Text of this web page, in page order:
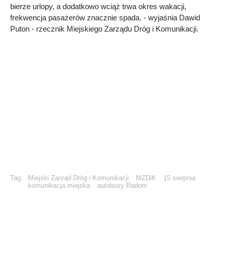
bierze urlopy, a dodatkowo wciąż trwa okres wakacji,
frekwencja pasażerów znacznie spada. - wyjaśnia Dawid
Puton - rzecznik Miejskiego Zarządu Dróg i Komunikacji.
Tag: Miejski Zarząd Dróg i Komunikacji MZDiK
15 sierpnia
komunikacja miejska
autobusy Radom